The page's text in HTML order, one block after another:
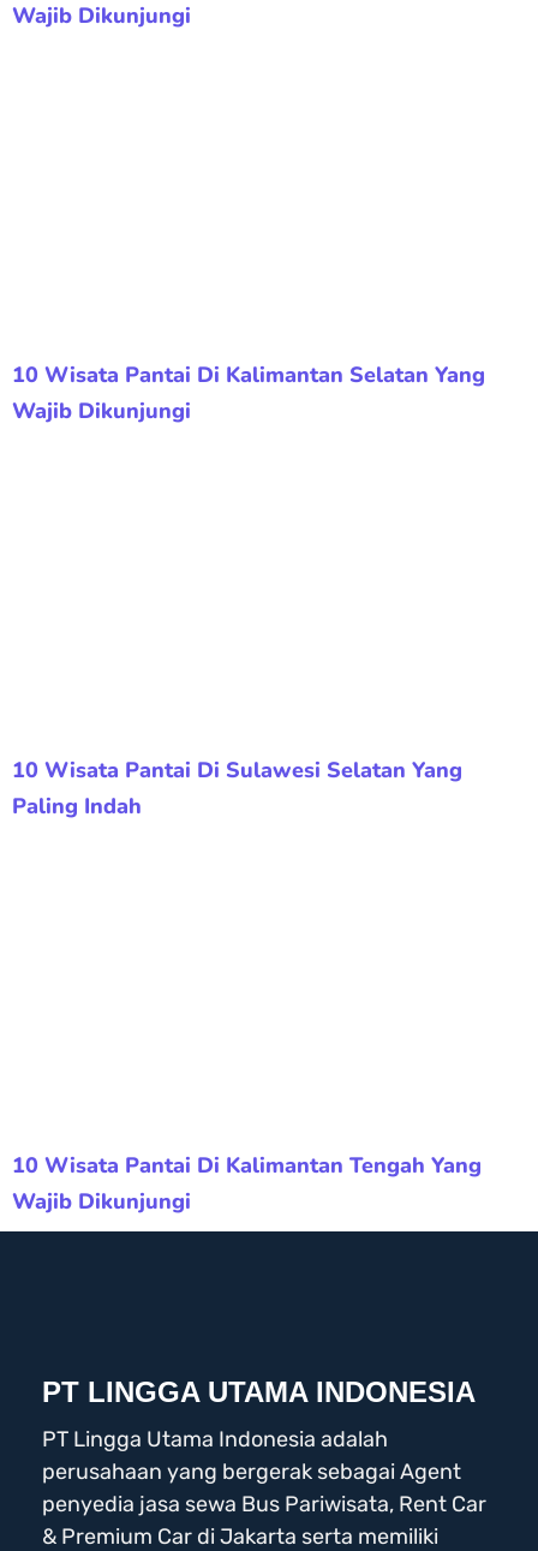
Wajib Dikunjungi
10 Wisata Pantai Di Kalimantan Selatan Yang
Wajib Dikunjungi
10 Wisata Pantai Di Sulawesi Selatan Yang
Paling Indah
10 Wisata Pantai Di Kalimantan Tengah Yang
Wajib Dikunjungi
PT LINGGA UTAMA INDONESIA
PT Lingga Utama Indonesia adalah
perusahaan yang bergerak sebagai Agent
penyedia jasa sewa Bus Pariwisata, Rent Car
& Premium Car di Jakarta serta memiliki